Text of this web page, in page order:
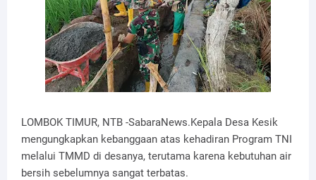
LOMBOK TIMUR, NTB -SabaraNews.Kepala Desa Kesik
mengungkapkan kebanggaan atas kehadiran Program TNI
melalui TMMD di desanya, terutama karena kebutuhan air
bersih sebelumnya sangat terbatas.